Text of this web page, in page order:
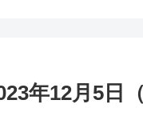
年12月5日